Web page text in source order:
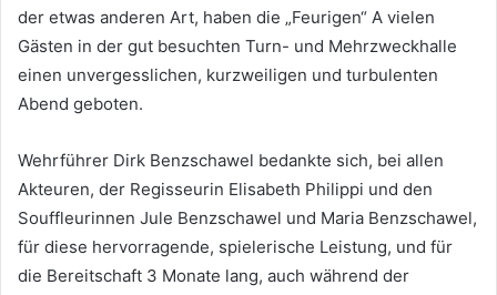
der etwas anderen Art, haben die „Feurigen“ A vielen
Gästen in der gut besuchten Turn- und Mehrzweckhalle
einen unvergesslichen, kurzweiligen und turbulenten
Abend geboten.
Wehrführer Dirk Benzschawel bedankte sich, bei allen
Akteuren, der Regisseurin Elisabeth Philippi und den
Souffleurinnen Jule Benzschawel und Maria Benzschawel,
für diese hervorragende, spielerische Leistung, und für
die Bereitschaft 3 Monate lang, auch während der